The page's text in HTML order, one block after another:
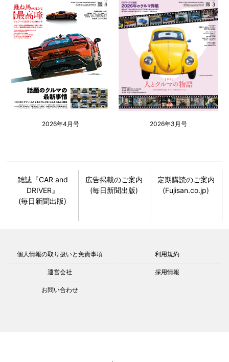
2026年4月号 2026年3月号
雑誌『CAR and
DRIVER』
(毎日新聞出版)
広告掲載のご案内
(毎日新聞出版)
定期購読のご案内
(Fujisan.co.jp)
個人情報の取り扱いと免責事項 利用規約
運営会社 採用情報
お問い合わせ